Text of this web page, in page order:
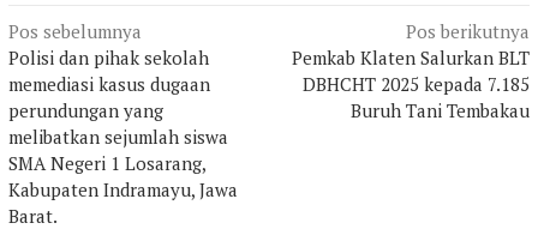
Navigasi
pos
Pos sebelumnya
Polisi dan pihak sekolah
memediasi kasus dugaan
perundungan yang
melibatkan sejumlah siswa
SMA Negeri 1 Losarang,
Kabupaten Indramayu, Jawa
Barat.
Pos berikutnya
Pemkab Klaten Salurkan BLT
DBHCHT 2025 kepada 7.185
Buruh Tani Tembakau